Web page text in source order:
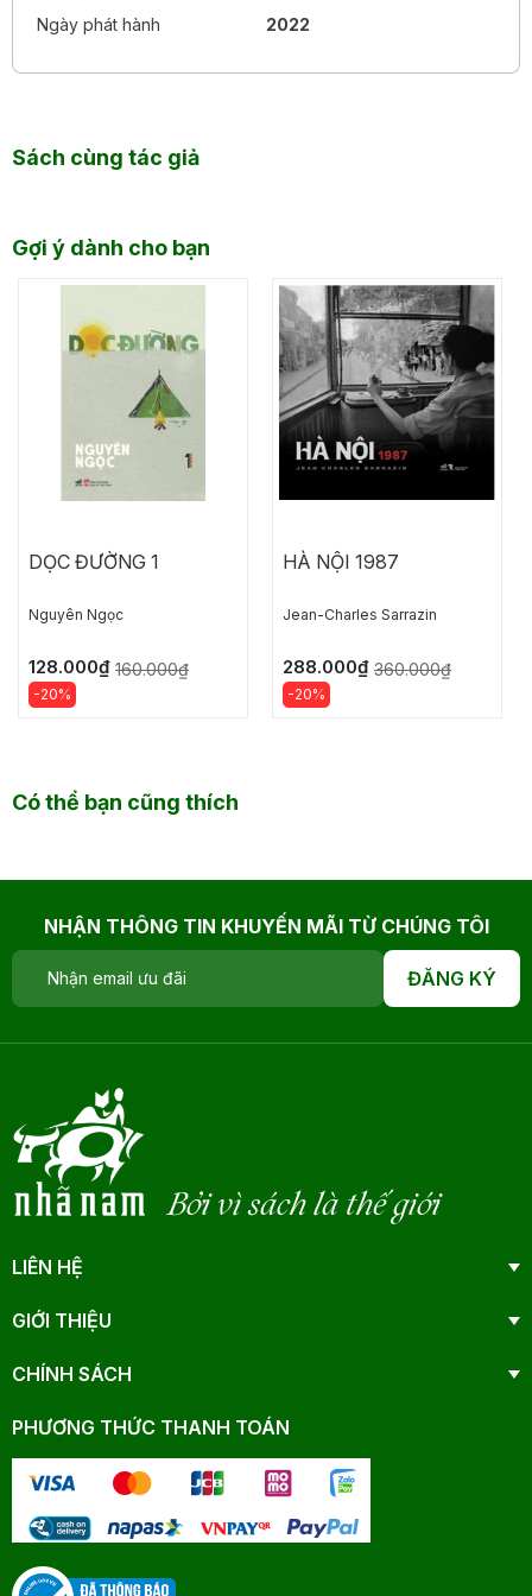
công việc thực sự của một phi công thương mại, cũng như
Ngày phát hành
2022
Sách cùng tác giả
Gợi ý dành cho bạn
DỌC ĐƯỜNG 1
Nguyên Ngọc
128.000₫ 160.000₫
-20%
HÀ NỘI 1987
Jean-Charles Sarrazin
288.000₫ 360.000₫
-20%
Có thể bạn cũng thích
NHẬN THÔNG TIN KHUYẾN MÃI TỪ CHÚNG TÔI
ĐĂNG KÝ
Bởi vì sách là thế giới
LIÊN HỆ
GIỚI THIỆU
CHÍNH SÁCH
PHƯƠNG THỨC THANH TOÁN